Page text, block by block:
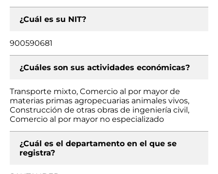
¿Cuál es su NIT?
900590681
¿Cuáles son sus actividades económicas?
Transporte mixto, Comercio al por mayor de
materias primas agropecuarias animales vivos,
Construcción de otras obras de ingeniería civil,
Comercio al por mayor no especializado
¿Cuál es el departamento en el que se
registra?